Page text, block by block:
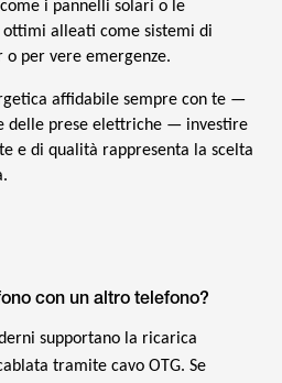
i pannelli solari o le
alleati come sistemi di
per vere emergenze.
affidabile sempre con te —
delle prese elettriche — investire
e di qualità rappresenta la scelta
con un altro telefono?
supportano la ricarica
tramite cavo OTG. Se